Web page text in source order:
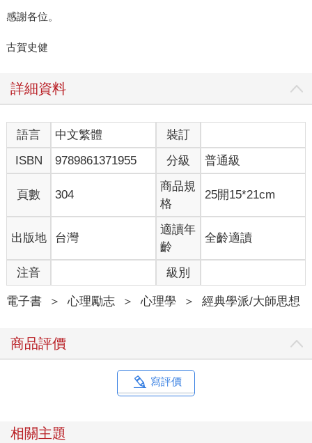
感謝各位。
古賀史健
詳細資料
語言 中文繁體
裝訂
ISBN
9789861371955 分級 普通級
頁數 304
商品規
格
25開15*21cm
出版地 台灣
適讀年
齡
全齡適讀
注音 級別
電子書 ＞ 心理勵志 ＞ 心理學 ＞ 經典學派/大師思想
商品評價
寫評價
相關主題